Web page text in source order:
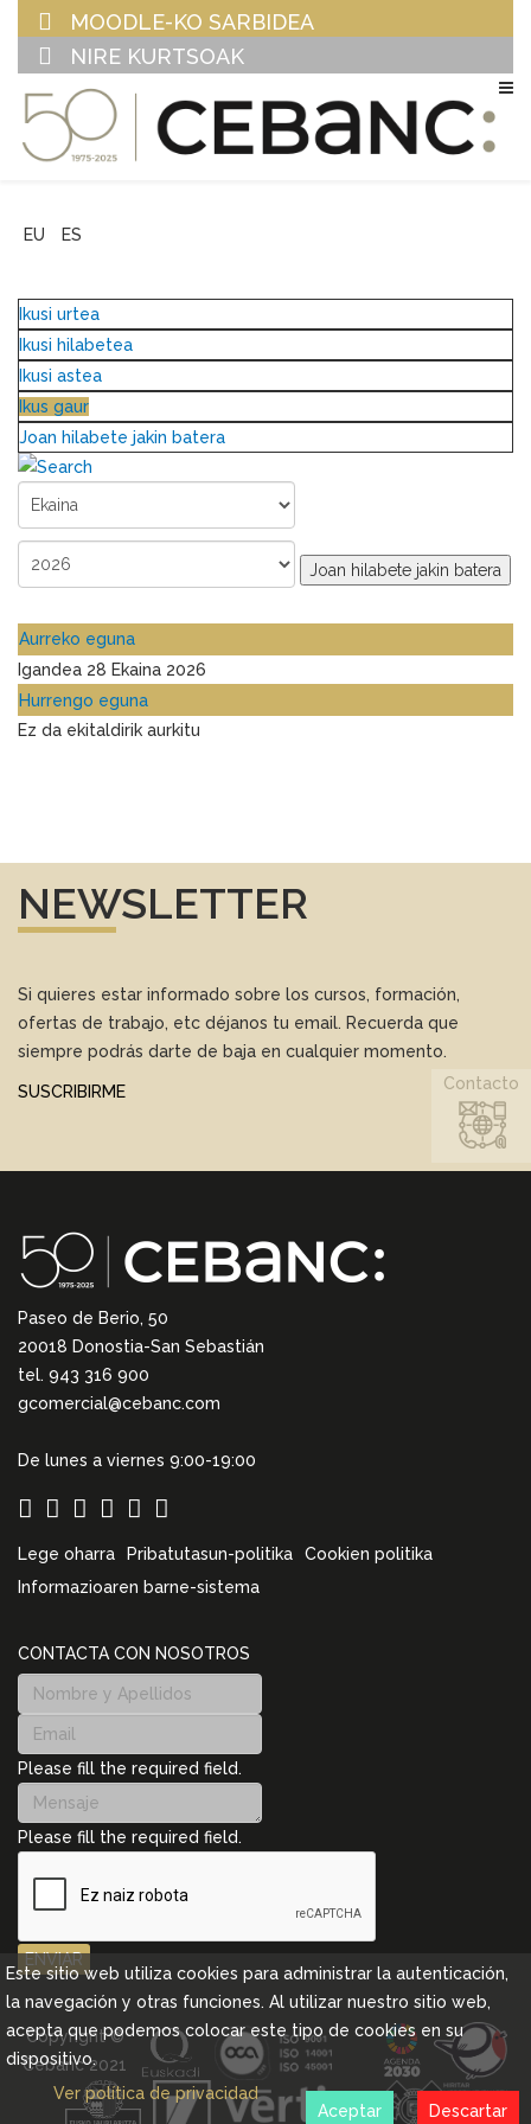
MOODLE-KO SARBIDEA
NIRE KURTSOAK
EU ES
Ikusi urtea
Ikusi hilabetea
Ikusi astea
Ikus gaur
Joan hilabete jakin batera
Joan hilabete jakin batera
Aurreko eguna
Igandea 28 Ekaina 2026
Hurrengo eguna
Ez da ekitaldirik aurkitu
NEWSLETTER
Si quieres estar informado sobre los cursos, formación,
ofertas de trabajo, etc déjanos tu email. Recuerda que
siempre podrás darte de baja en cualquier momento.
SUSCRIBIRME
Paseo de Berio, 50
20018 Donostia-San Sebastián
tel. 943 316 900
gcomercial@cebanc.com
De lunes a viernes 9:00-19:00
Lege oharra Pribatutasun-politika
Cookien politika
Informazioaren barne-sistema
CONTACTA CON NOSOTROS
Please fill the required field.
Please fill the required field.
ENVIAR
Contacto
Copyright ©
Cebanc 2021
Este sitio web utiliza cookies para administrar la autenticación,
la navegación y otras funciones. Al utilizar nuestro sitio web,
acepta que podemos colocar este tipo de cookies en su
dispositivo.
Ver política de privacidad
Descartar
Aceptar